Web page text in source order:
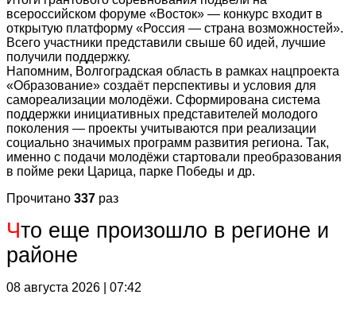
всероссийском форуме «Восток» — конкурс входит в
открытую платформу «Россия — страна возможностей».
Всего участники представили свыше 60 идей, лучшие
получили поддержку.
Напомним, Волгоградская область в рамках нацпроекта
«Образование» создаёт перспективы и условия для
самореализации молодёжи. Сформирована система
поддержки инициативных представителей молодого
поколения — проекты учитываются при реализации
социально значимых программ развития региона. Так,
именно с подачи молодёжи стартовали преобразования
в пойме реки Царица, парке Победы и др.
Прочитано 337 раз
Что еще произошло в регионе и
районе
08 августа 2026 | 07:42